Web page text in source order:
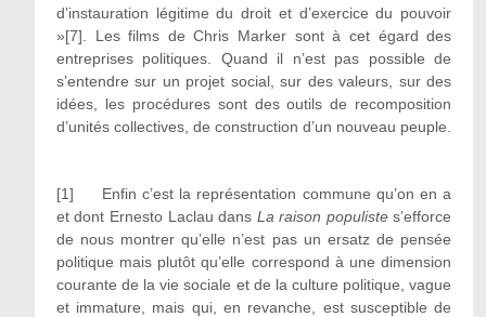
d’instauration légitime du droit et d’exercice du pouvoir
»[7]. Les films de Chris Marker sont à cet égard des
entreprises politiques. Quand il n’est pas possible de
s’entendre sur un projet social, sur des valeurs, sur des
idées, les procédures sont des outils de recomposition
d’unités collectives, de construction d’un nouveau peuple.
[1] Enfin c’est la représentation commune qu’on en a
et dont Ernesto Laclau dans La raison populistes’efforce
de nous montrer qu’elle n’est pas un ersatz de pensée
politique mais plutôt qu’elle correspond à une dimension
courante de la vie sociale et de la culture politique, vague
et immature, mais qui, en revanche, est susceptible de